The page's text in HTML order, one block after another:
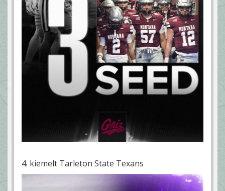
4. kiemelt Tarleton State Texans